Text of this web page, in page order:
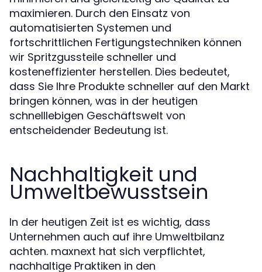
maximieren. Durch den Einsatz von
automatisierten Systemen und
fortschrittlichen Fertigungstechniken können
wir Spritzgussteile schneller und
kosteneffizienter herstellen. Dies bedeutet,
dass Sie Ihre Produkte schneller auf den Markt
bringen können, was in der heutigen
schnelllebigen Geschäftswelt von
entscheidender Bedeutung ist.
Nachhaltigkeit und
Umweltbewusstsein
In der heutigen Zeit ist es wichtig, dass
Unternehmen auch auf ihre Umweltbilanz
achten. maxnext hat sich verpflichtet,
nachhaltige Praktiken in den